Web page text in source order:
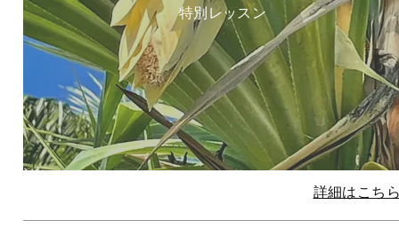
特別レッスン
詳細はこち